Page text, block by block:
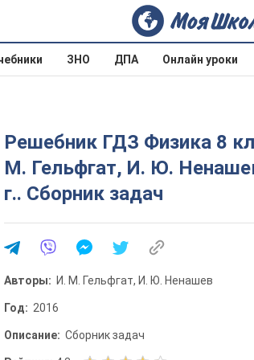
ЗНО ДПА Онлайн уроки
Решебник ГДЗ Физика 8
М. Гельфгат, И. Ю.
г.. Сборник задач
Авторы: И. М. Гельфгат, И. Ю. Ненашев
Год: 2016
Описание: Сборник задач